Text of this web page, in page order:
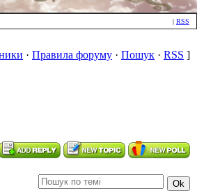
| RSS
· Правила форуму · Пошук · RSS ]